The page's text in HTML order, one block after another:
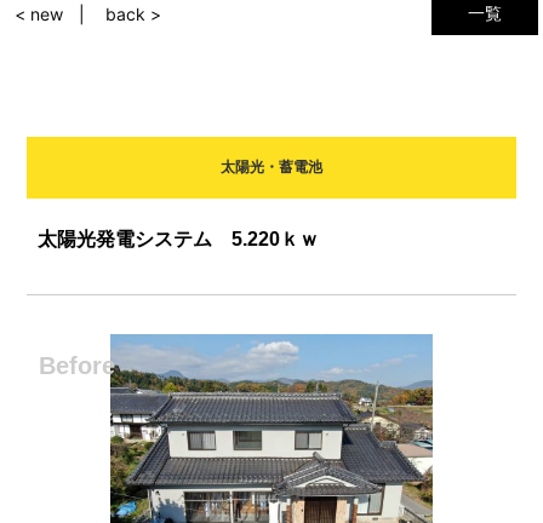
一覧
< new back >
太陽光・蓄電池
太陽光発電システム 5.220ｋｗ